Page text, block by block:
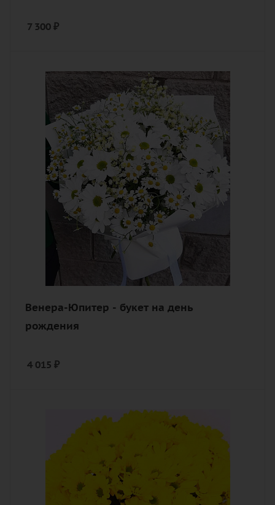
7 300 ₽
белый
танацетум (полевая ромашка),
хризантема кустовая, лента,
дизайнерская упаковка
Венера-Юпитер - букет на день
рождения
4 015 ₽
желтый
хризантема кустовая, оазис, лента,